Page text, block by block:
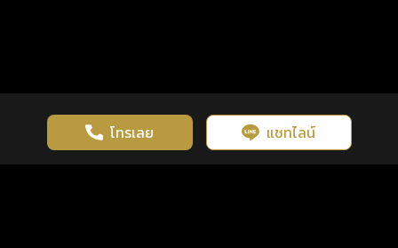
โทรเลย แชทไลน์
เว็บไซต์นี้มีการใช้งานคุกกี้ เพื่อเพิ่มประสิทธิภาพและประสบการณ์ที่ดี
ในการใช้งานเว็บไซต์ นโยบายความเป็นส่วนตัว
รู้ก่อน พร้อมกว่า ทุกจังหวะชีวิต คลิกดูดวงฟรี